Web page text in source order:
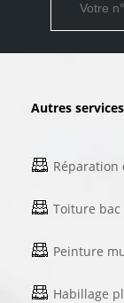
Autres services
Toiture
Peinture
Habillage